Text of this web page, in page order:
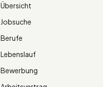
Übersicht
Jobsuche
Berufe
Lebenslauf
Bewerbung